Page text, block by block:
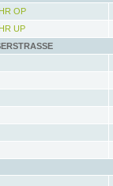
OP
UP